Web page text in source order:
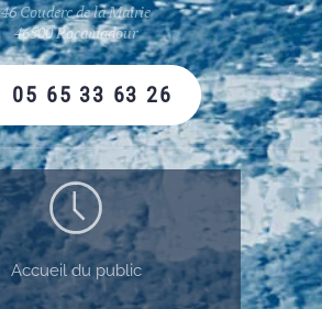
46 Couderc de la Mairie
46500 Rocamadour
05 65 33 63 26
Accueil du public